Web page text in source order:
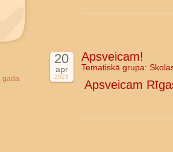
gada
20
apr
2023
Apsveicam!
Tematiskā grupa:
Apsveicam